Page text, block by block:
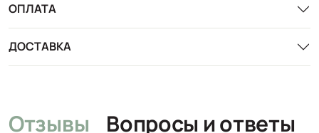
ОПЛАТА
ДОСТАВКА
Отзывы Вопросы и ответы